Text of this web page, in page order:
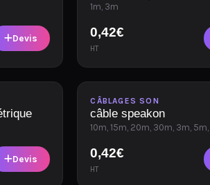
Devis
1m, 3m
0,42€
HT
Devis
Disponible
CÂBLAGES SON
câble speakon
10m, 15m, 20m, 30m, 3m,
0,42€
HT